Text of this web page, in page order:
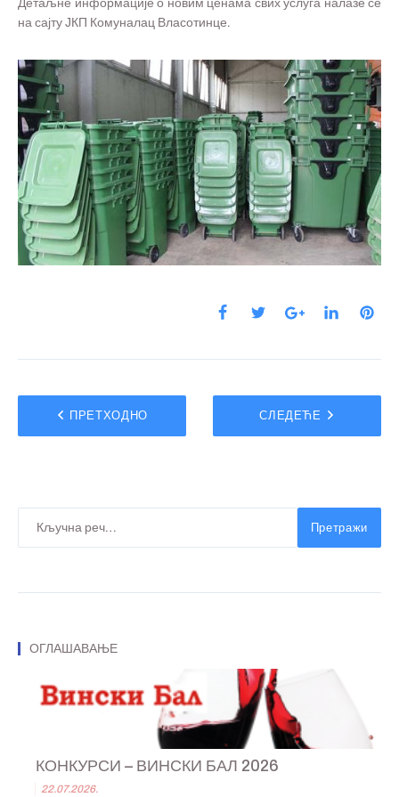
Детаљне информације о новим ценама свих услуга налазе се
на сајту ЈКП Комуналац Власотинце.
ПРЕТХОДНО СЛЕДЕЋЕ
Претражи
ОГЛАШАВАЊЕ
КОНКУРСИ – ВИНСКИ БАЛ 2026
22.07.2026.